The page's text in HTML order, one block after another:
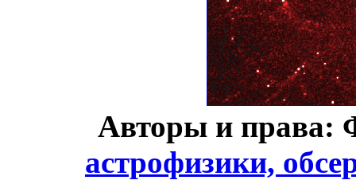
Авторы и права:
астрофизики,